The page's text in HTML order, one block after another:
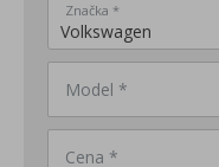
Značka *
Model *
Cena *